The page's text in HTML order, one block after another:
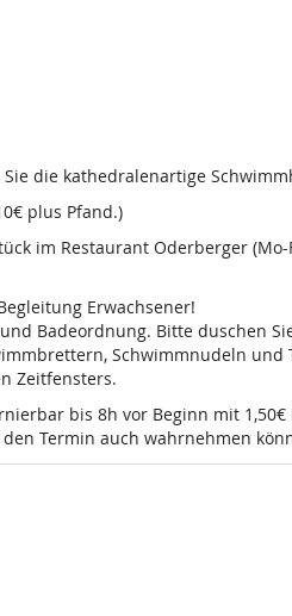
die kathedralenartige
plus Pfand.)
im Restaurant Oderberger
Erwachsener!
Badeordnung. Bitte duschen
Schwimmnudeln
Zeitfensters.
bis 8h vor Beginn mit
Termin auch wahrnehmen